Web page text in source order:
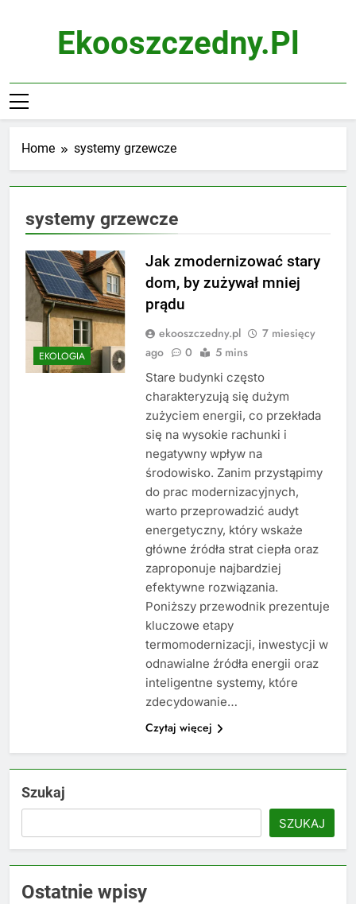
Ekooszczedny.pl
Home systemy grzewcze
systemy grzewcze
EKOLOGIA
Jak zmodernizować stary
dom, by zużywał mniej
prądu
ekooszczedny.pl
7 miesięcy
ago
0 5 mins
Stare budynki często
charakteryzują się dużym
zużyciem energii, co przekłada
się na wysokie rachunki i
negatywny wpływ na
środowisko. Zanim przystąpimy
do prac modernizacyjnych,
warto przeprowadzić audyt
energetyczny, który wskaże
główne źródła strat ciepła oraz
zaproponuje najbardziej
efektywne rozwiązania.
Poniższy przewodnik prezentuje
kluczowe etapy
termomodernizacji, inwestycji w
odnawialne źródła energii oraz
inteligentne systemy, które
zdecydowanie…
Czytaj więcej
Szukaj
SZUKAJ
Ostatnie wpisy